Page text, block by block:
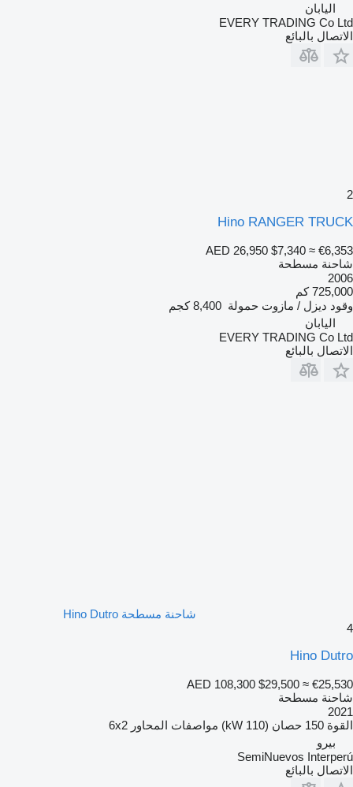
اليابان
EVERY TRADING Co Ltd
الاتصال بالبائع
2
Hino RANGER TRUCK
AED 26,950 $7,340 ≈ €6,353
شاحنة مسطحة
2006
725,000 كم
وقود ديزل / مازوت حمولة 8,400 كجم
اليابان
EVERY TRADING Co Ltd
الاتصال بالبائع
شاحنة مسطحة Hino Dutro
4
Hino Dutro
AED 108,300 $29,500 ≈ €25,530
شاحنة مسطحة
2021
القوة 150 حصان (110 kW) مواصفات المحاور 6x2
بيرو
SemiNuevos Interperú
الاتصال بالبائع